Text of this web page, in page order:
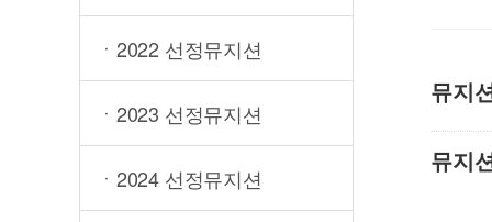
ㆍ2022 선정뮤지션
ㆍ2023 선정뮤지션
ㆍ2024 선정뮤지션
뮤지
뮤지